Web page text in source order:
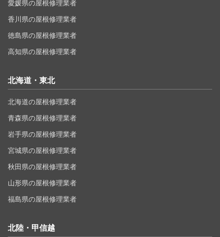
愛媛県の屋根修理業者
香川県の屋根修理業者
徳島県の屋根修理業者
高知県の屋根修理業者
北海道・東北
北海道の屋根修理業者
青森県の屋根修理業者
岩手県の屋根修理業者
宮城県の屋根修理業者
秋田県の屋根修理業者
山形県の屋根修理業者
福島県の屋根修理業者
北陸・甲信越